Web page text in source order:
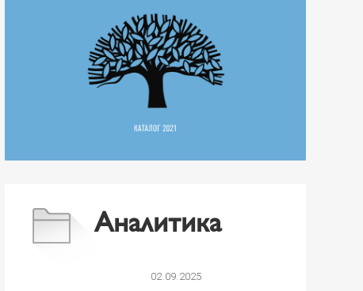
Аналитика
02.09.2025